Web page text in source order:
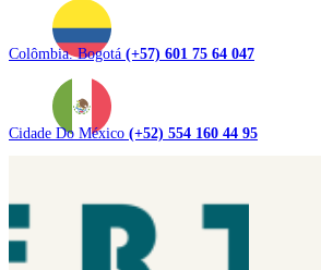
Colômbia. Bogotá (+57) 601 75 64 047
Cidade Do México (+52) 554 160 44 95